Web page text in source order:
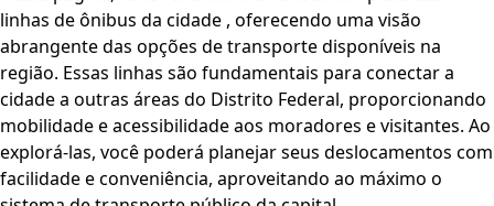
linhas de ônibus da cidade , oferecendo uma visão
abrangente das opções de transporte disponíveis na
região. Essas linhas são fundamentais para conectar a
cidade a outras áreas do Distrito Federal, proporcionando
mobilidade e acessibilidade aos moradores e visitantes. Ao
explorá-las, você poderá planejar seus deslocamentos com
facilidade e conveniência, aproveitando ao máximo o